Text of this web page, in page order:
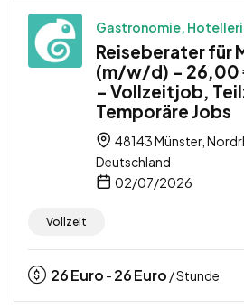
Gastronomie,
Reiseberater für
(m/w/d) – 26,00
– Vollzeitjob,
Temporäre Jobs
48143 Münster,
Deutschland
02/07/2026
Vollzeit
26Euro - 26Euro / Stunde